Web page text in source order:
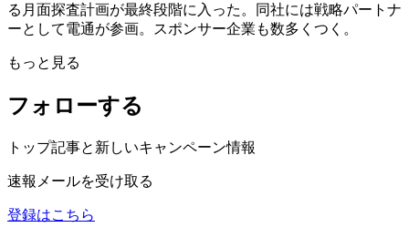
る月面探査計画が最終段階に入った。同社には戦略パートナ
ーとして電通が参画。スポンサー企業も数多くつく。
もっと見る
フォローする
トップ記事と新しいキャンペーン情報
速報メールを受け取る
登録はこちら